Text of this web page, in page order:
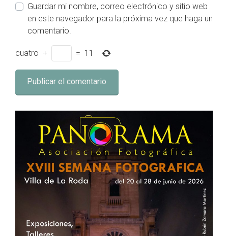
Guardar mi nombre, correo electrónico y sitio web
en este navegador para la próxima vez que haga un
comentario.
cuatro + = 11